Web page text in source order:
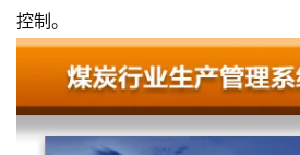
控制。